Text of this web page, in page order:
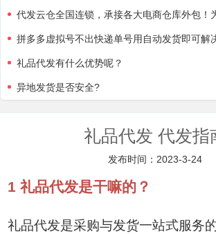
代发云仓全国连锁，承接各大电商仓库外包！为您省时省力省心省钱，
拼多多虚拟号不出快递单号用自动发货即可解
礼品代发有什么优势呢？
异地发货是否安全?
礼品代发 代发指
发布时间：2023-3-24
1 礼品代发是干嘛的？
礼品代发是采购与发货一站式服务